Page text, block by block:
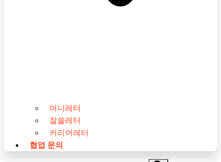
머니레터
잘쓸레터
커리어레터
협업 문의